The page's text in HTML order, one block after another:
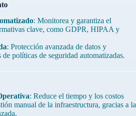
: Monitorea y garantiza el
clave, como GDPR, HIPAA y
: Protección avanzada de datos y
de políticas de seguridad automatizadas.
: Reduce el tiempo y los costos
manual de la infraestructura, gracias a la